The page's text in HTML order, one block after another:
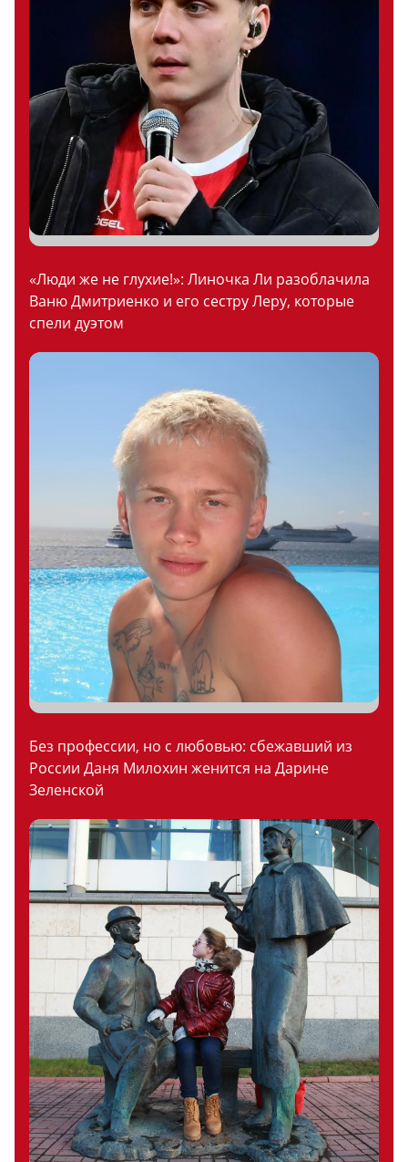
«Люди же не глухие!»: Линочка Ли разоблачила
Ваню Дмитриенко и его сестру Леру, которые
спели дуэтом
Без профессии, но с любовью: сбежавший из
России Даня Милохин женится на Дарине
Зеленской